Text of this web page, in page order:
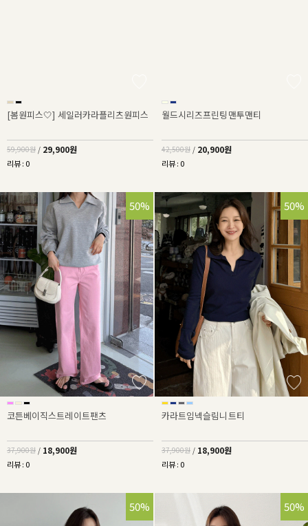
[봄원피스🤍] 세일러카라플리츠원피스
59,900원 / 29,900원
리뷰 : 0
월드시리즈프린팅맨투맨티
42,500원 / 20,900원
리뷰 : 0
50%
코튼베이직스트레이트팬츠
37,900원 / 18,900원
리뷰 : 0
50%
카라트임넥슬림니트티
37,900원 / 18,900원
리뷰 : 0
50% 50%